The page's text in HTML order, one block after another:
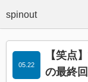
【笑点
の最終
05.22